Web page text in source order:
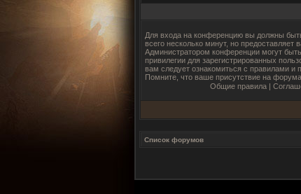
Для входа на конференцию вы должны
всего несколько минут, но предоставляет
Администратором конференции могут
привилегии для зарегистрированных
вам следует ознакомиться с правилами и
Помните, что ваше присутствие на
Общие правила|
Список форумов